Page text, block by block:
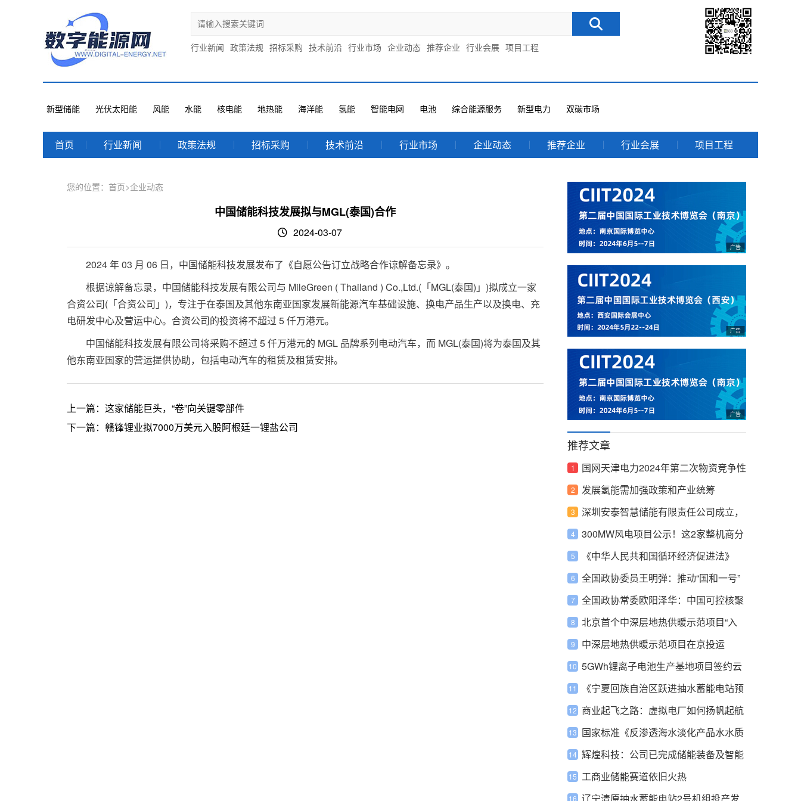
行业新闻 政策法规 招标采购 技术前沿 行业市场 企业动态 推荐企业 行业会展 项目工程
新型储能 光伏太阳能 风能 水能 核电能 地热能 海洋能 氢能 智能电网 电池 综合能源服务 新型电力 双碳市场
首页 行业新闻 政策法规 招标采购 技术前沿 行业市场 企业动态 推荐企业 行业会展 项目工程
您的位置： 首页>企业动态
中国储能科技发展拟与MGL(泰国)合作
2024-03-07
2024 年 03 月 06 日，中国储能科技发展发布了《自愿公告订立战略合作谅解备忘录》。
根据谅解备忘录，中国储能科技发展有限公司与 MileGreen ( Thailand ) Co.,Ltd.(「MGL(泰国)」)拟成立一家
合资公司(「合资公司」)，专注于在泰国及其他东南亚国家发展新能源汽车基础设施、换电产品生产以及换电、充
电研发中心及营运中心。合资公司的投资将不超过 5 仟万港元。
中国储能科技发展有限公司将采购不超过 5 仟万港元的 MGL 品牌系列电动汽车，而 MGL(泰国)将为泰国及其
他东南亚国家的营运提供协助，包括电动汽车的租赁及租赁安排。
上一篇： 这家储能巨头，“卷”向关键零部件
下一篇： 赣锋锂业拟7000万美元入股阿根廷一锂盐公司
推荐文章
国网天津电力2024年第二次物资竞争性
谈判采购推荐的成交候选人
发展氢能需加强政策和产业统筹
深圳安泰智慧储能有限责任公司成立，
注册资本1000.00万元人民币
300MW风电项目公示！这2家整机商分
别中标
《中华人民共和国循环经济促进法》
全国政协委员王明弹：推动“国和一号”
等我国先进核电型号“走出去”
全国政协常委欧阳泽华：中国可控核聚
变领域发展正加速前行
北京首个中深层地热供暖示范项目“入
列”冬供方阵
中深层地热供暖示范项目在京投运
5GWh锂离子电池生产基地项目签约云
南水富
《宁夏回族自治区跃进抽水蓄能电站预
可行性研究报告（送审稿）》通过审查
规划总院主持审查会
商业起飞之路：虚拟电厂如何扬帆起航
国家标准《反渗透海水淡化产品水水质
要求》获批
辉煌科技：公司已完成储能装备及智能
微电网相关关键部件的技术验证和测试
工商业储能赛道依旧火热